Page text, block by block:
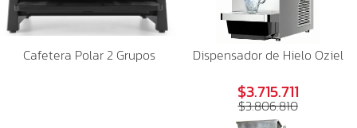
Cafetera Polar 2 Grupos Dispensador de Hielo Oziel
$3.715.711
$3.806.810